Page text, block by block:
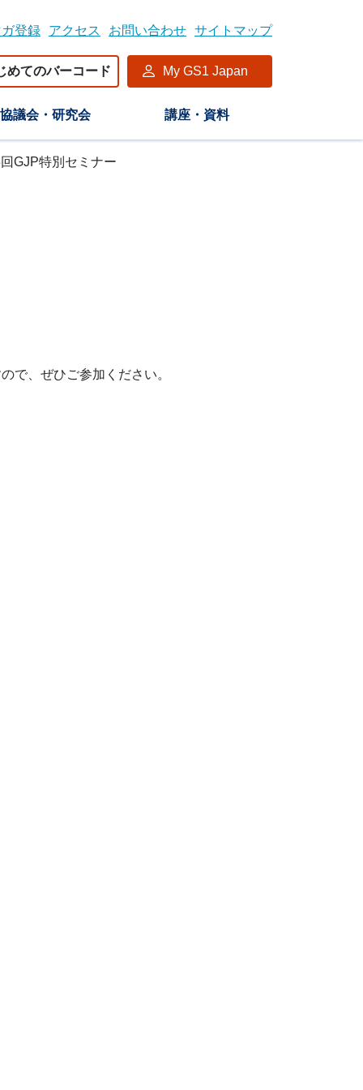
登録 アクセス お問い合わせ サイトマップ
めてのバーコード My GS1 Japan
協議会・研究会 講座・資料
GJP特別セミナー
で、ぜひご参加ください。